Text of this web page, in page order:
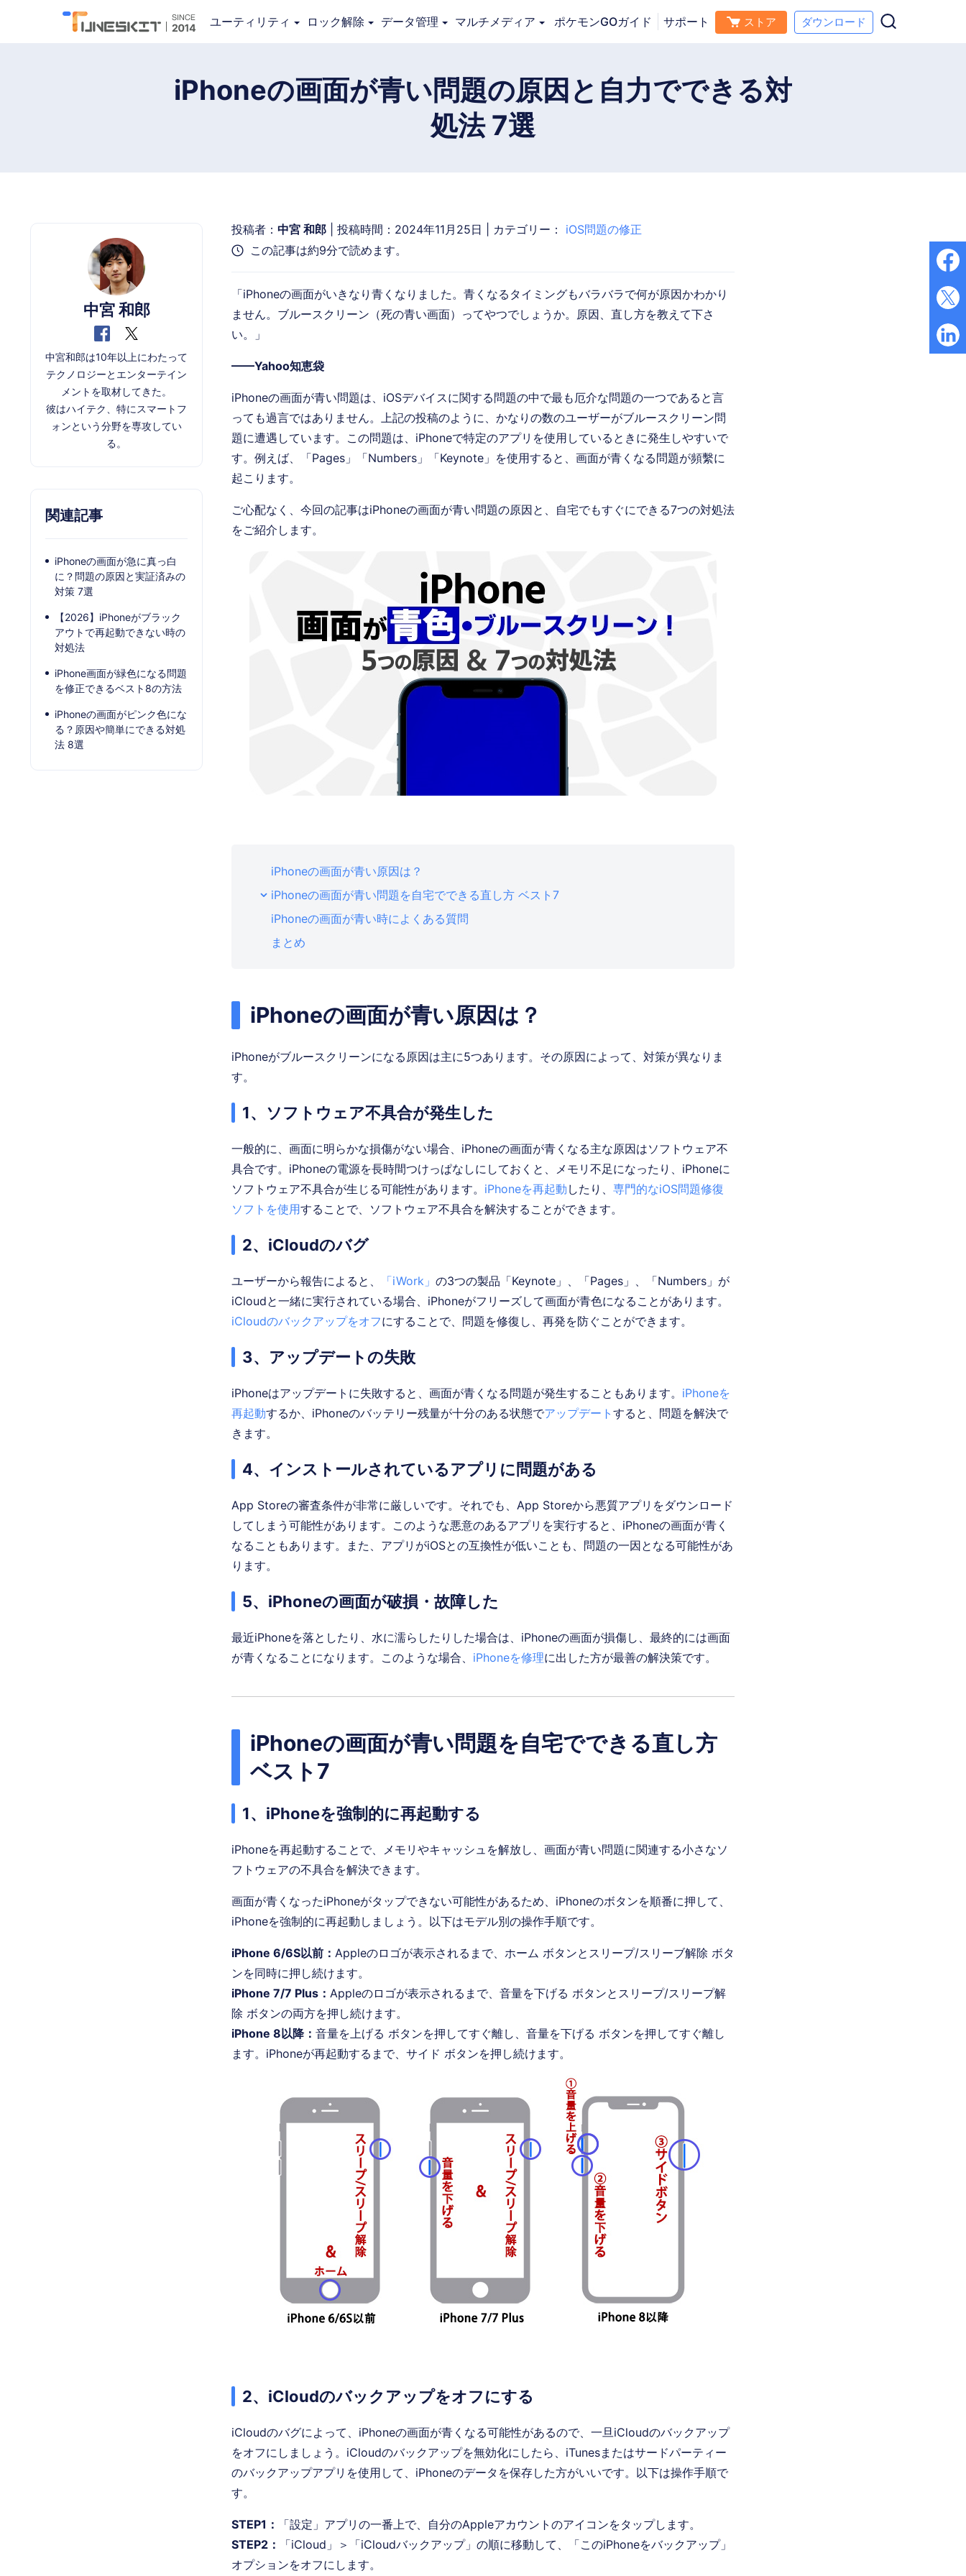
ユーティリティ ロック解除 データ管理 マルチメディア ポケモンGOガイド サポート ストア ダウンロード
iOS System Recovery
ダウンロード 今すぐ購入
iPhoneの画面が青い問題の原因と自力でできる対
処法 7選
投稿者： 中宮 和郎 | 投稿時間：2024年11月25日 | カテゴリー： iOS問題の修正
この記事は約9分で読めます。
「iPhoneの画面がいきなり青くなりました。青くなるタイミングもバラバラで何が原因かわかり
ません。ブルースクリーン（死の青い画面）ってやつでしょうか。原因、直し方を教えて下さ
い。」
——Yahoo知恵袋
iPhoneの画面が青い問題は、iOSデバイスに関する問題の中で最も厄介な問題の一つであると言
っても過言ではありません。上記の投稿のように、かなりの数のユーザーがブルースクリーン問
題に遭遇しています。この問題は、iPhoneで特定のアプリを使用しているときに発生しやすいで
す。例えば、「Pages」「Numbers」「Keynote」を使用すると、画面が青くなる問題が頻繫に
起こります。
ご心配なく、今回の記事はiPhoneの画面が青い問題の原因と、自宅でもすぐにできる7つの対処法
をご紹介します。
iPhoneの画面が青い原因は？
iPhoneの画面が青い問題を自宅でできる直し方 ベスト7
iPhoneの画面が青い時によくある質問
まとめ
iPhoneの画面が青い原因は？
iPhoneがブルースクリーンになる原因は主に5つあります。その原因によって、対策が異なりま
す。
1、ソフトウェア不具合が発生した
一般的に、画面に明らかな損傷がない場合、iPhoneの画面が青くなる主な原因はソフトウェア不
具合です。iPhoneの電源を長時間つけっぱなしにしておくと、メモリ不足になったり、iPhoneに
ソフトウェア不具合が生じる可能性があります。 iPhoneを再起動 したり、 専門的なiOS問題修復
ソフトを使用することで、ソフトウェア不具合を解決することができます。
2、iCloudのバグ
ユーザーから報告によると、 「iWork」 の3つの製品「Keynote」、「Pages」、「Numbers」が
iCloudと一緒に実行されている場合、iPhoneがフリーズして画面が青色になることがあります。
iCloudのバックアップをオフにすることで、問題を修復し、再発を防ぐことができます。
3、アップデートの失敗
iPhoneはアップデートに失敗すると、画面が青くなる問題が発生することもあります。 iPhoneを
再起動するか、iPhoneのバッテリー残量が十分のある状態でアップデート すると、問題を解決で
きます。
4、インストールされているアプリに問題がある
App Storeの審査条件が非常に厳しいです。それでも、App Storeから悪質アプリをダウンロード
してしまう可能性があります。このような悪意のあるアプリを実行すると、iPhoneの画面が青く
なることもあります。また、アプリがiOSとの互換性が低いことも、問題の一因となる可能性があ
ります。
5、iPhoneの画面が破損・故障した
最近iPhoneを落としたり、水に濡らしたりした場合は、iPhoneの画面が損傷し、最終的には画面
が青くなることになります。このような場合、 iPhoneを修理に出した方が最善の解決策です。
iPhoneの画面が青い問題を自宅でできる直し方
ベスト7
1、iPhoneを強制的に再起動する
iPhoneを再起動することで、メモリやキャッシュを解放し、画面が青い問題に関連する小さなソ
フトウェアの不具合を解決できます。
画面が青くなったiPhoneがタップできない可能性があるため、iPhoneのボタンを順番に押して、
iPhoneを強制的に再起動しましょう。以下はモデル別の操作手順です。
iPhone 6/6S以前： Appleのロゴが表示されるまで、ホーム ボタンとスリープ/スリーブ解除 ボタ
ンを同時に押し続けます。
iPhone 7/7 Plus： Appleのロゴが表示されるまで、音量を下げる ボタンとスリープ/スリープ解
除 ボタンの両方を押し続けます。
iPhone 8以降： 音量を上げる ボタンを押してすぐ離し、音量を下げる ボタンを押してすぐ離し
ます。iPhoneが再起動するまで、サイド ボタンを押し続けます。
2、iCloudのバックアップをオフにする
iCloudのバグによって、iPhoneの画面が青くなる可能性があるので、一旦iCloudのバックアップ
をオフにしましょう。iCloudのバックアップを無効化にしたら、iTunesまたはサードパーティー
のバックアップアプリを使用して、iPhoneのデータを保存した方がいいです。以下は操作手順で
す。
STEP1：
「設定」アプリの一番上で、自分のAppleアカウントのアイコンをタップします。
STEP2：
「iCloud」＞「iCloudバックアップ」の順に移動して、「このiPhoneをバックアップ」
オプションをオフにします。
中宮 和郎
中宮和郎は10年以上にわたって
テクノロジーとエンターテイン
メントを取材してきた。
彼はハイテク、特にスマートフ
ォンという分野を専攻してい
る。
関連記事
iPhoneの画面が急に真っ白
に？問題の原因と実証済みの
対策 7選
【2026】iPhoneがブラック
アウトで再起動できない時の
対処法
iPhone画面が緑色になる問題
を修正できるベスト8の方法
iPhoneの画面がピンク色にな
る？原因や簡単にできる対処
法 8選